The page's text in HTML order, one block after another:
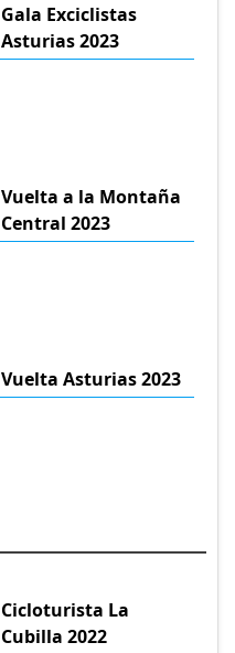
Gala Exciclistas
Asturias 2023
Vuelta a la Montaña
Central 2023
Vuelta Asturias 2023
Cicloturista La
Cubilla 2022